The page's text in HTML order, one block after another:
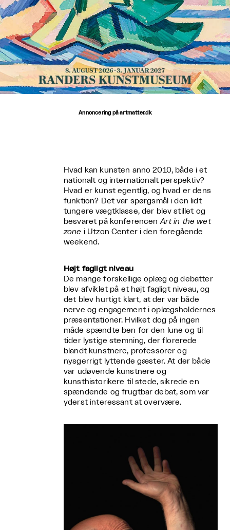
Annoncering på artmatter.dk
Hvad kan kunsten anno 2010, både i et
nationalt og internationalt perspektiv?
Hvad er kunst egentlig, og hvad er dens
funktion? Det var spørgsmål i den lidt
tungere vægtklasse, der blev stillet og
besvaret på konferencen Art in the wet
zone i Utzon Center i den foregående
weekend.
Højt fagligt niveau
De mange forskellige oplæg og debatter
blev afviklet på et højt fagligt niveau, og
det blev hurtigt klart, at der var både
nerve og engagement i oplægsholdernes
præsentationer. Hvilket dog på ingen
måde spændte ben for den lune og til
tider lystige stemning, der florerede
blandt kunstnere, professorer og
nysgerrigt lyttende gæster. At der både
var udøvende kunstnere og
kunsthistorikere til stede, sikrede en
spændende og frugtbar debat, som var
yderst interessant at overvære.